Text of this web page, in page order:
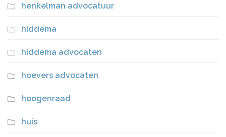
henkelman advocatuur
hiddema
hiddema advocaten
hoevers advocaten
hoogenraad
huis